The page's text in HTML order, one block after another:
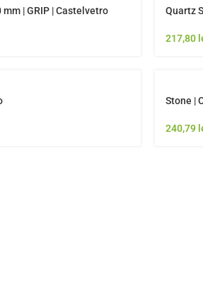
| GRIP | Castelvetro Quartz
217,80
Stone |
240,79